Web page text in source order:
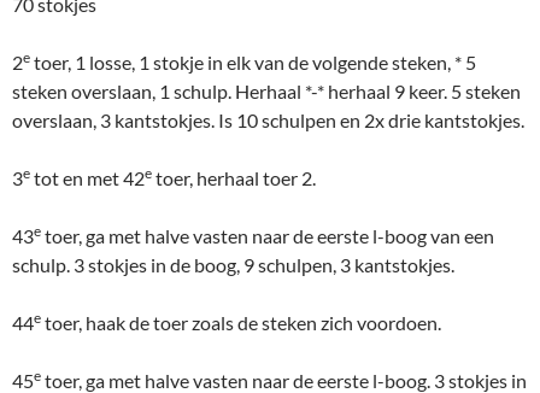
2e toer, 1 losse, 1 stokje in elk van de volgende steken, * 5
steken overslaan, 1 schulp. Herhaal *-* herhaal 9 keer. 5 steken
overslaan, 3 kantstokjes. Is 10 schulpen en 2x drie kantstokjes.
3e tot en met 42e toer, herhaal toer 2.
43e toer, ga met halve vasten naar de eerste l-boog van een
schulp. 3 stokjes in de boog, 9 schulpen, 3 kantstokjes.
44e toer, haak de toer zoals de steken zich voordoen.
45e toer, ga met halve vasten naar de eerste l-boog. 3 stokjes in